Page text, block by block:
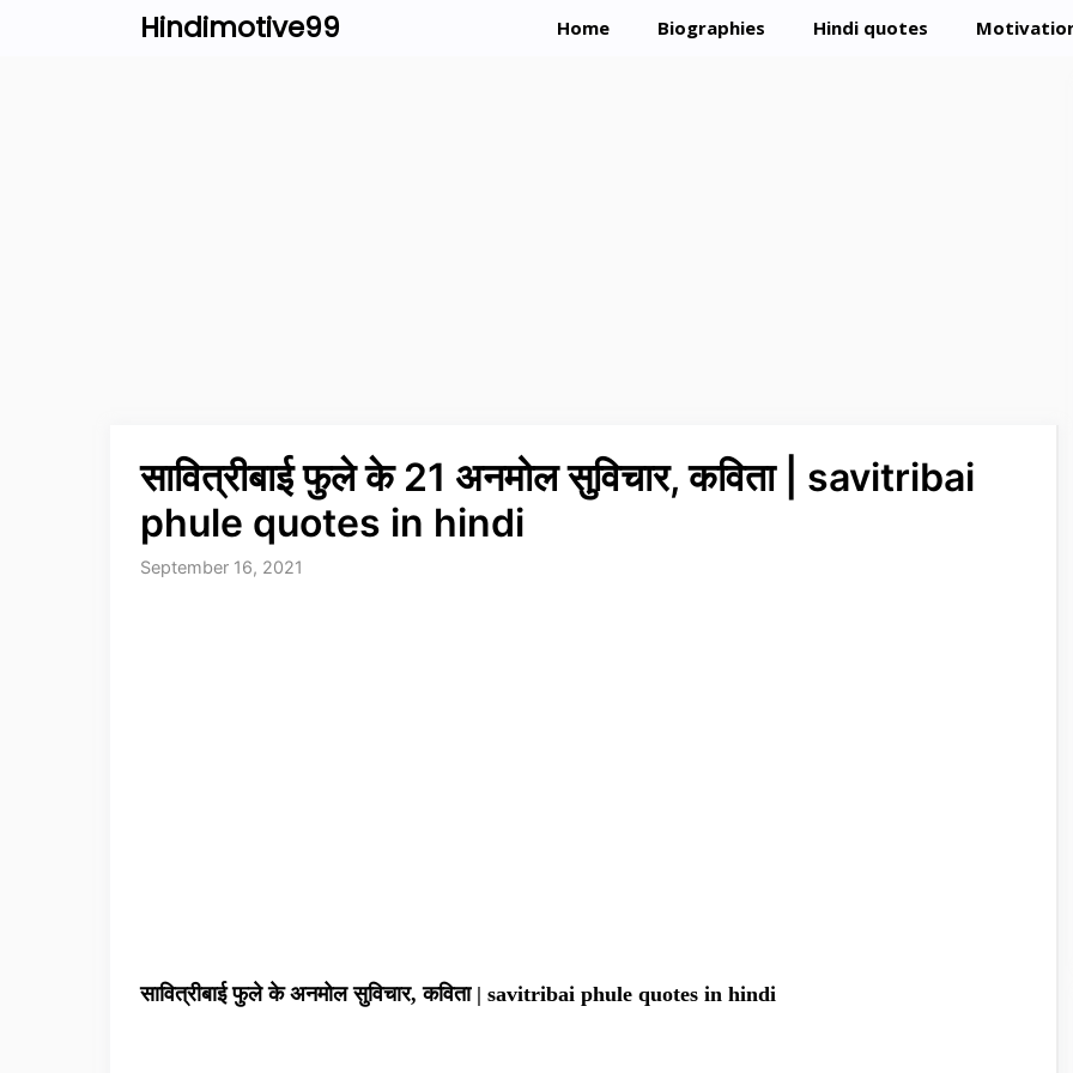
Hindimotive99 Home Biographies Hindi quotes
सावित्रीबाई फुले के 21 अनमोल सुविचार, कविता | savitribai
phule quotes in hindi
September 16, 2021
सावित्रीबाई फुले के अनमोल सुविचार, कविता | savitribai phule quotes in hindi